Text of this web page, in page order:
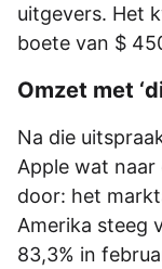
uitgevers. Het
boete van $
Omzet met
Na die
Apple wat
door: het
Amerika steeg
83,3% in